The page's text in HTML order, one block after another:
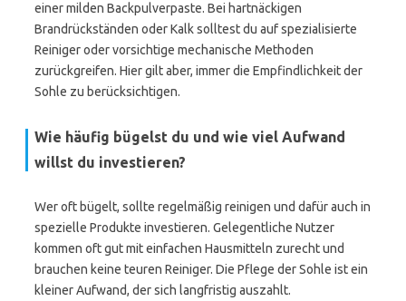
einer milden Backpulverpaste. Bei hartnäckigen
Brandrückständen oder Kalk solltest du auf spezialisierte
Reiniger oder vorsichtige mechanische Methoden
zurückgreifen. Hier gilt aber, immer die Empfindlichkeit der
Sohle zu berücksichtigen.
Wie häufig bügelst du und wie viel Aufwand
willst du investieren?
Wer oft bügelt, sollte regelmäßig reinigen und dafür auch in
spezielle Produkte investieren. Gelegentliche Nutzer
kommen oft gut mit einfachen Hausmitteln zurecht und
brauchen keine teuren Reiniger. Die Pflege der Sohle ist ein
kleiner Aufwand, der sich langfristig auszahlt.